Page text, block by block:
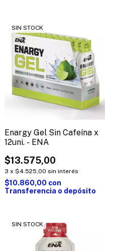
SIN STOCK
Enargy Gel Sin Cafeína x
12uni. - ENA
$13.575,00
3 x $4.525,00 sin interés
$10.860,00 con
Transferencia o depósito
SIN STOCK